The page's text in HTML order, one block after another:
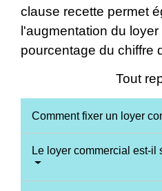
clause recette permet
l'augmentation du
pourcentage du chiffre
Tout
Comment fixer un loyer
Le loyer commercial est-il